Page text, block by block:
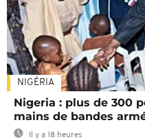
NIGÉRIA
Nigeria : plus de 300
mains de bandes
Il y a 18 heures